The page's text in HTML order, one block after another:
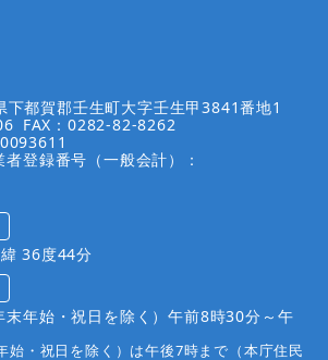
下都賀郡壬生町大字壬生甲3841番地1
FAX：0282-82-8262
登録番号（一般会計）：
36度44分
末年始・祝日を除く）午前8時30分～午
・祝日を除く）は午後7時まで（本庁住民